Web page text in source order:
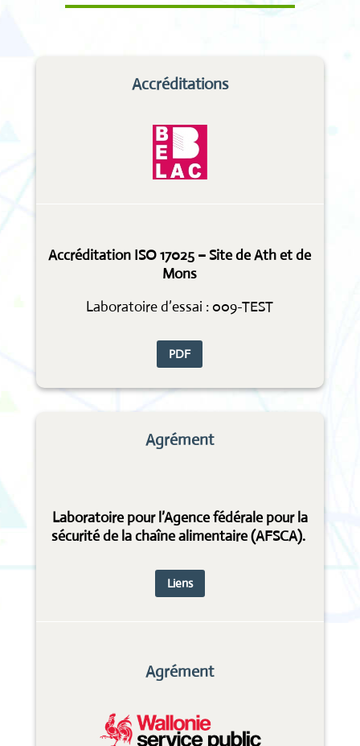
Accréditations
Accréditation ISO 17025 – Site de Ath et de
Mons
Laboratoire d’essai : 009-TEST
PDF
Agrément
Laboratoire pour l’Agence fédérale pour la
sécurité de la chaîne alimentaire (AFSCA).
Liens
Agrément